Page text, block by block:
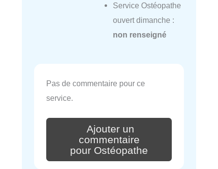
Service Ostéopathe
ouvert dimanche :
non renseigné
Pas de commentaire pour ce
service.
Ajouter un
commentaire
pour Ostéopathe